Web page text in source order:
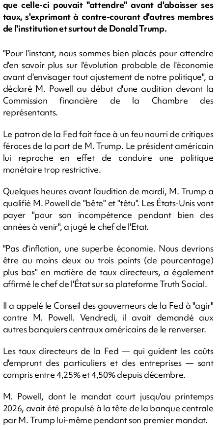
que celle-ci pouvait "attendre" avant d'abaisser ses
taux, s'exprimant à contre-courant d'autres membres
de l'institution et surtout de Donald Trump.
"Pour l'instant, nous sommes bien placés pour attendre
d'en savoir plus sur l'évolution probable de l'économie
avant d'envisager tout ajustement de notre politique", a
déclaré M. Powell au début d'une audition devant la
Commission financière de la Chambre des
représentants.
Le patron de la Fed fait face à un feu nourri de critiques
féroces de la part de M. Trump. Le président américain
lui reproche en effet de conduire une politique
monétaire trop restrictive.
Quelques heures avant l'audition de mardi, M. Trump a
qualifié M. Powell de "bête" et "têtu". Les États-Unis vont
payer "pour son incompétence pendant bien des
années à venir", a jugé le chef de l'Etat.
"Pas d'inflation, une superbe économie. Nous devrions
être au moins deux ou trois points (de pourcentage)
plus bas" en matière de taux directeurs, a également
affirmé le chef de l'État sur sa plateforme Truth Social.
Il a appelé le Conseil des gouverneurs de la Fed à "agir"
contre M. Powell. Vendredi, il avait demandé aux
autres banquiers centraux américains de le renverser.
Les taux directeurs de la Fed — qui guident les coûts
d'emprunt des particuliers et des entreprises — sont
compris entre 4,25% et 4,50% depuis décembre.
M. Powell, dont le mandat court jusqu'au printemps
2026, avait été propulsé à la tête de la banque centrale
par M. Trump lui-même pendant son premier mandat.